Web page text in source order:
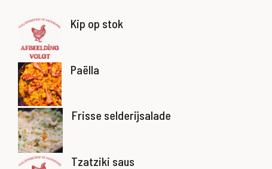
Kip op stok
Paëlla
Frisse selderijsalade
Tzatziki saus